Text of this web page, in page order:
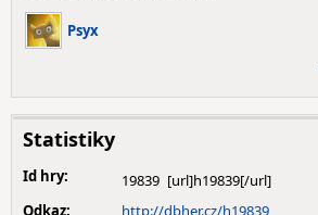
Psyx
Statistiky
Id hry:
19839
Odkaz:
http://dbher.cz/h19839